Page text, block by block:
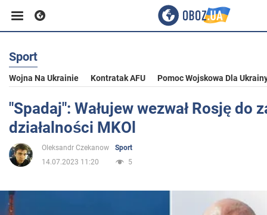
Biznes
Sport
Rozrywka
Sport
Wojna Na Ukrainie Kontratak AFU Pomoc Wojskowa Dla
"Spadaj": Wałujew wezwał Rosję do
działalności MKOl
Oleksandr Czekanow
Sport
14.07.2023 11:20
5